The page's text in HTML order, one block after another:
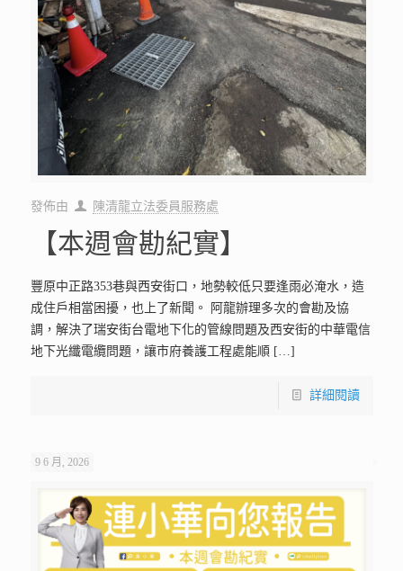
發佈由 陳清龍立法委員服務處
【本週會勘紀實】
豐原中正路353巷與西安街口，地勢較低只要逢雨必淹水，造
成住戶相當困擾，也上了新聞。 阿龍辦理多次的會勘及協
調，解決了瑞安街台電地下化的管線問題及西安街的中華電信
地下光纖電纜問題，讓市府養護工程處能順[…]
詳細閱讀
9 6 月, 2026